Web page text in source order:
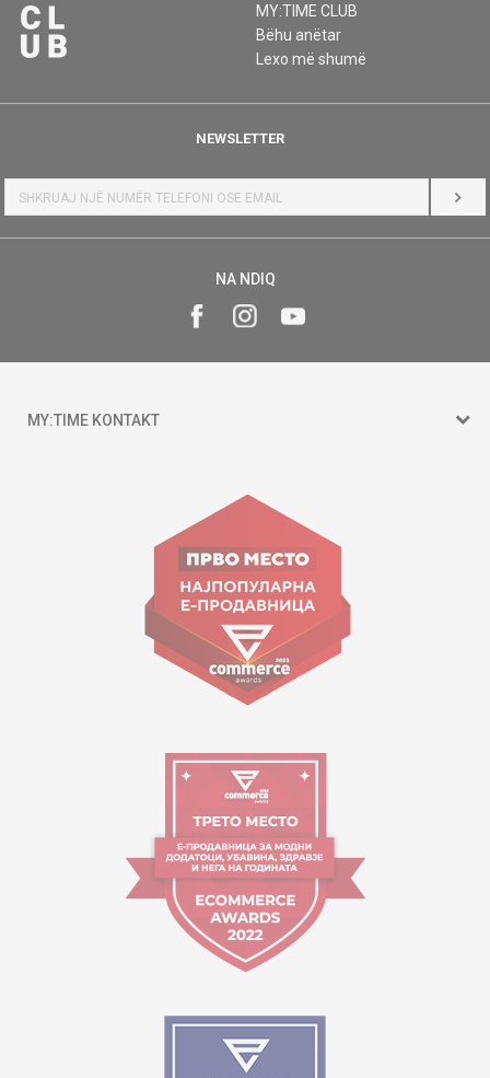
MY:TIME CLUB
Bëhu anëtar
Lexo më shumë
NEWSLETTER
HYR
NA NDIQ
MY:TIME KONTAKT
Goce Nikolovski 74 Shkup
contact@mytime.mk
Orari i punës:
09:00 - 17:00